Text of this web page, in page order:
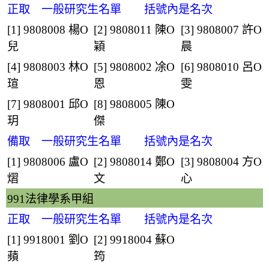
正取 一般研究生名單 括號內是名次
[1] 9808008 楊O
兒
[2] 9808011 陳O
穎
[3] 9808007 許O
晨
[4] 9808003 林O
瑄
[5] 9808002 凃O
恩
[6] 9808010 呂O
雯
[7] 9808001 邱O
玥
[8] 9808005 陳O
傑
備取 一般研究生名單 括號內是名次
[1] 9808006 盧O
熠
[2] 9808014 鄭O
文
[3] 9808004 方O
心
991法律學系甲組
正取 一般研究生名單 括號內是名次
[1] 9918001 劉O
蘋
[2] 9918004 蘇O
筠